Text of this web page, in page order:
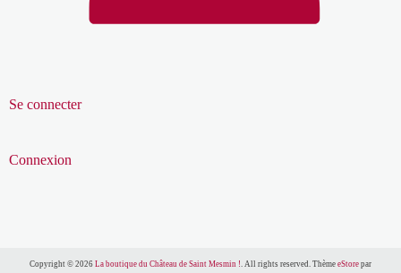
Se connecter
Connexion
Copyright © 2026 La boutique du Château de Saint Mesmin !. All rights reserved. Thème eStorepar